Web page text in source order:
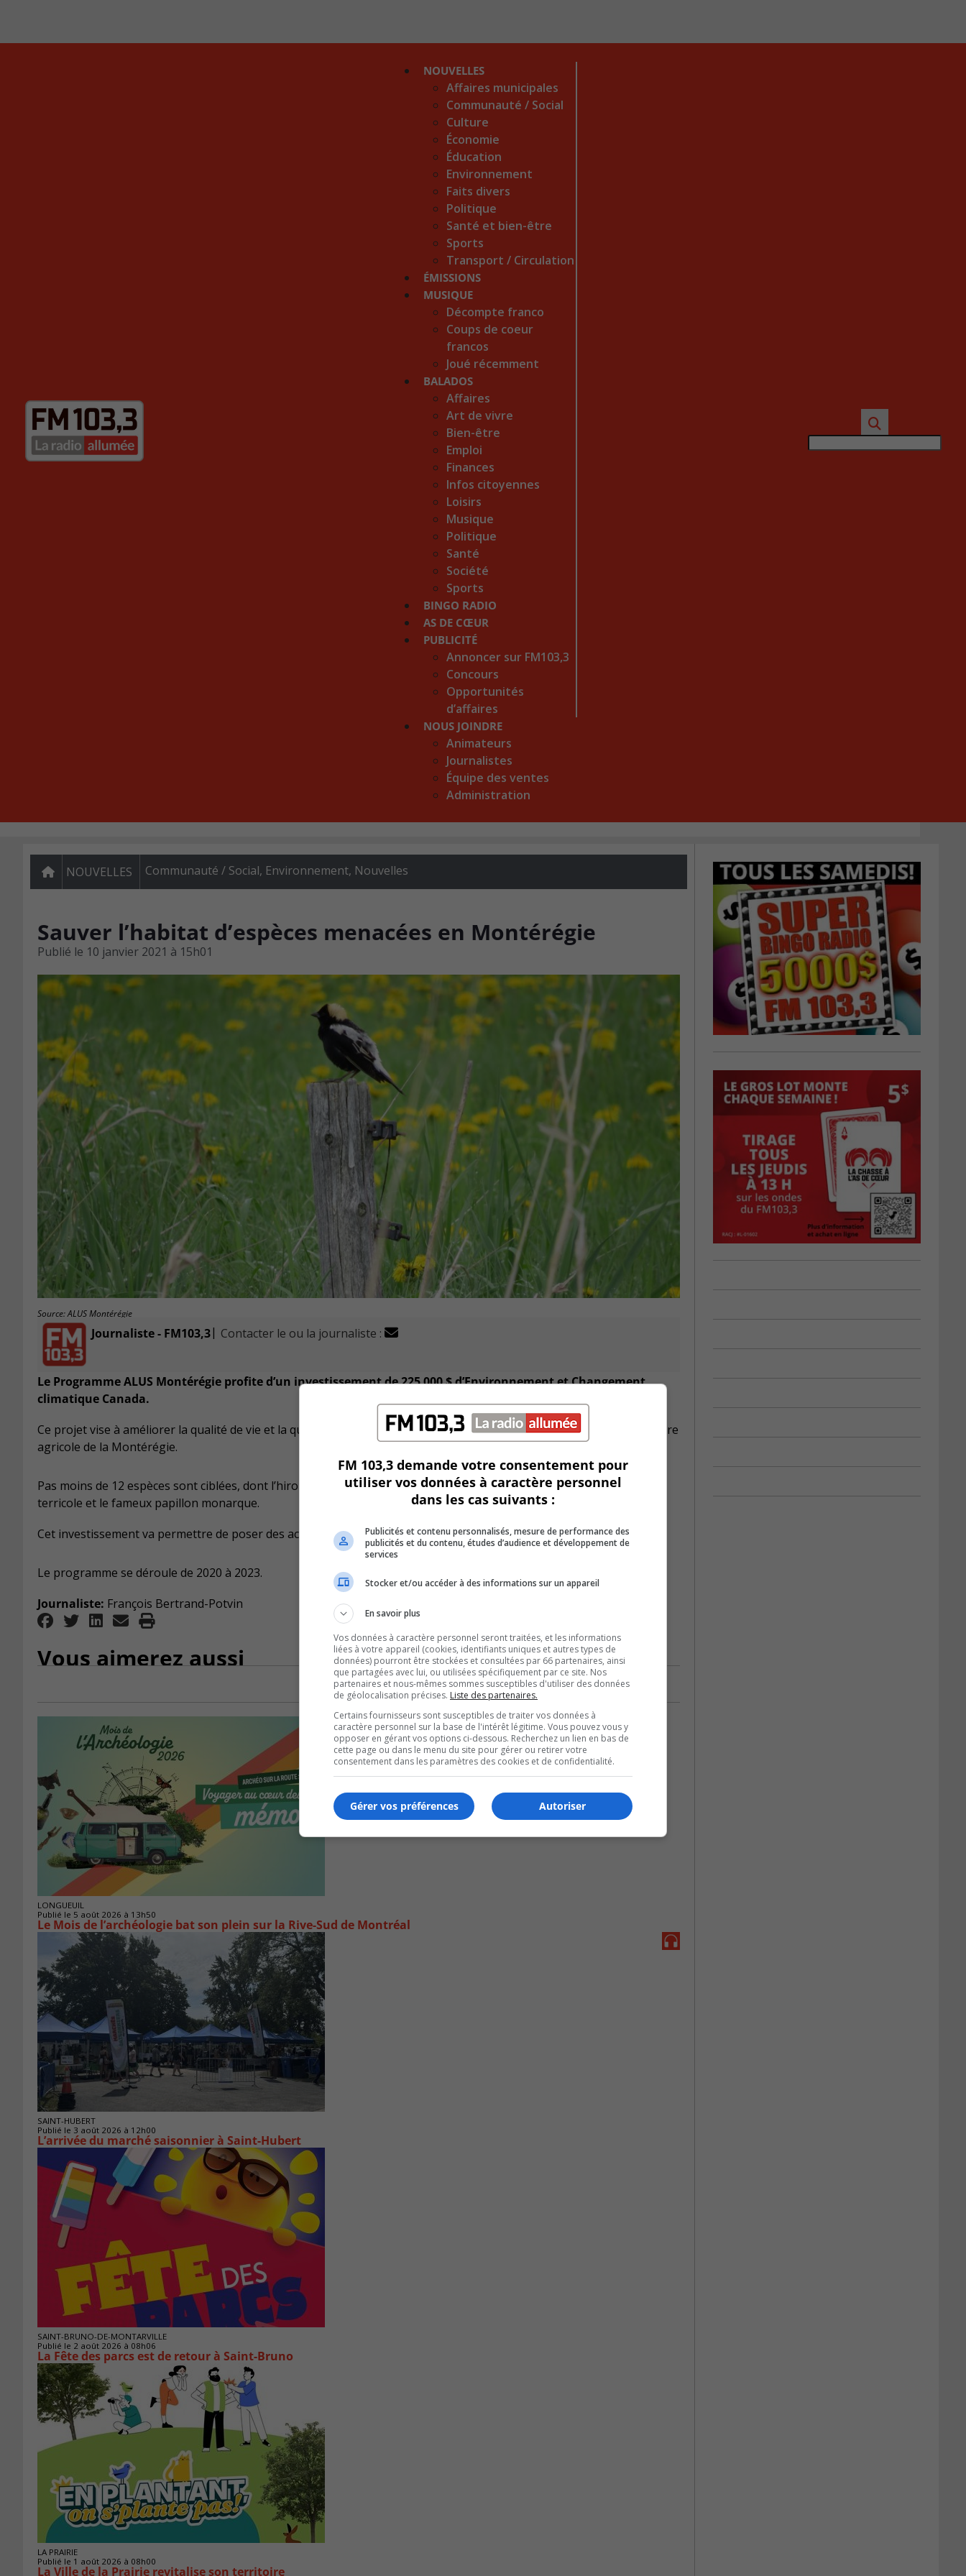
NOUVELLES
Affaires municipales
Communauté / Social
Culture
Économie
Éducation
Environnement
Faits divers
Politique
Santé et bien-être
Sports
Transport / Circulation
ÉMISSIONS
MUSIQUE
Décompte franco
Coups de coeur
francos
Joué récemment
BALADOS
Affaires
Art de vivre
Bien-être
Emploi
Finances
Infos citoyennes
Loisirs
Musique
Politique
Santé
Société
Sports
BINGO RADIO
AS DE CŒUR
PUBLICITÉ
Annoncer sur FM103,3
Concours
Opportunités
d’affaires
NOUS JOINDRE
Animateurs
Journalistes
Équipe des ventes
Administration
NOUVELLES Communauté / Social, Environnement, Nouvelles
Sauver l’habitat d’espèces menacées en Montérégie
Publié le 10 janvier 2021 à 15h01
Source: ALUS Montérégie
Journaliste - FM103,3| Contacter le ou la journaliste :
Le Programme ALUS Montérégie profite d’un investissement de 225 000 $ d’Environnement et Changement
climatique Canada.
Ce projet vise à améliorer la qualité de vie et la quantité d’habitats disponibles pour les espèces en péril sur le territoire
agricole de la Montérégie.
Pas moins de 12 espèces sont ciblées, dont l’hirondelle rustique, le goglu des prés, la tortue des bois, le bourdon
terricole et le fameux papillon monarque.
Cet investissement va permettre de poser des actions concrètes, selon le président du Comité ALUS, Julien Pagé.
Le programme se déroule de 2020 à 2023.
Journaliste: François Bertrand-Potvin
Vous aimerez aussi
LONGUEUIL
Publié le 5 août 2026 à 13h50
Le Mois de l’archéologie bat son plein sur la Rive-Sud de Montréal
SAINT-HUBERT
Publié le 3 août 2026 à 12h00
L’arrivée du marché saisonnier à Saint-Hubert
SAINT-BRUNO-DE-MONTARVILLE
Publié le 2 août 2026 à 08h06
La Fête des parcs est de retour à Saint-Bruno
LA PRAIRIE
Publié le 1 août 2026 à 08h00
La Ville de la Prairie revitalise son territoire
FM 103,3 demande votre consentement pour
utiliser vos données à caractère personnel
dans les cas suivants :
Publicités et contenu personnalisés, mesure de performance des
publicités et du contenu, études d’audience et développement de
services
Stocker et/ou accéder à des informations sur un appareil
En savoir plus
Vos données à caractère personnel seront traitées, et les informations
liées à votre appareil (cookies, identifiants uniques et autres types de
données) pourront être stockées et consultées par 66 partenaires, ainsi
que partagées avec lui, ou utilisées spécifiquement par ce site. Nos
partenaires et nous-mêmes sommes susceptibles d'utiliser des données
de géolocalisation précises. Liste des partenaires.
Certains fournisseurs sont susceptibles de traiter vos données à
caractère personnel sur la base de l'intérêt légitime. Vous pouvez vous y
opposer en gérant vos options ci-dessous. Recherchez un lien en bas de
cette page ou dans le menu du site pour gérer ou retirer votre
consentement dans les paramètres des cookies et de confidentialité.
Autoriser
Gérer vos préférences